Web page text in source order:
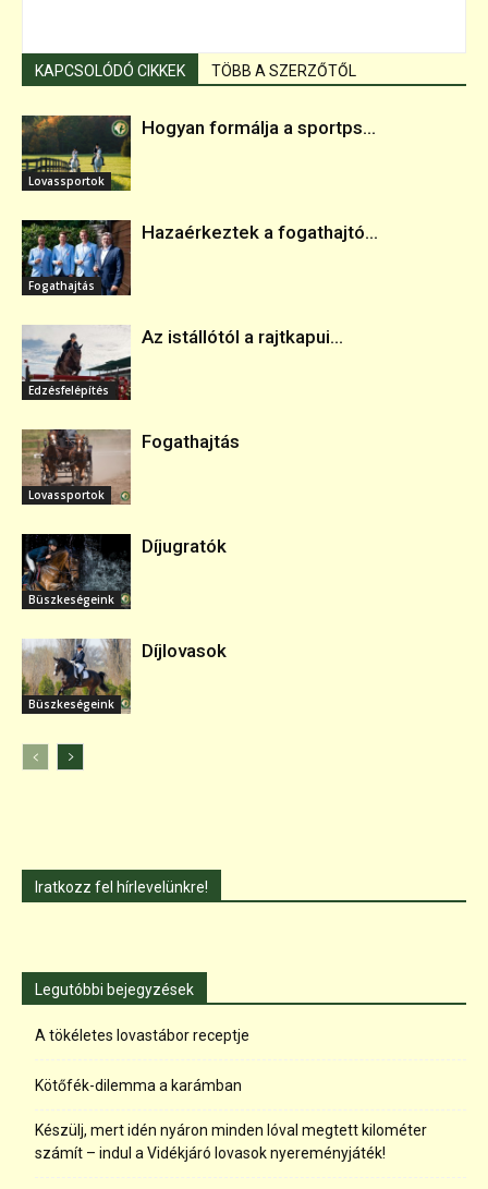
KAPCSOLÓDÓ CIKKEK TÖBB A SZERZŐTŐL
Lovassportok
Hogyan formálja a sportps...
Fogathajtás
Hazaérkeztek a fogathajtó...
Edzésfelépítés
Az istállótól a rajtkapui...
Lovassportok
Fogathajtás
Büszkeségeink
Díjugratók
Büszkeségeink
Díjlovasok
Iratkozz fel hírlevelünkre!
Legutóbbi bejegyzések
A tökéletes lovastábor receptje
Kötőfék-dilemma a karámban
Készülj, mert idén nyáron minden lóval megtett kilométer
számít – indul a Vidékjáró lovasok nyereményjáték!